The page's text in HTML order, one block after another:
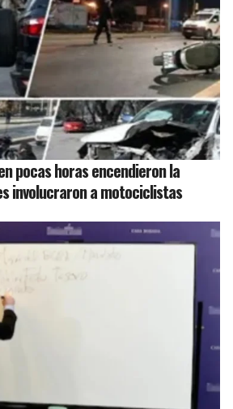
pocas horas encendieron la
involucraron a motociclistas